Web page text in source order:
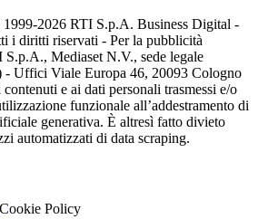
2026 RTI S.p.A. Business Digital -
i diritti riservati - Per la pubblicità
Mediaset N.V., sede legale
- Uffici Viale Europa 46, 20093 Cologno
e ai dati personali trasmessi e/o
funzionale all’addestramento di
generativa. È altresì fatto divieto
automatizzati di data scraping.
Cookie Policy